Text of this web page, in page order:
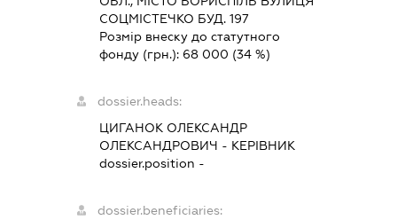
СОЦМІСТЕЧКО БУД. 197
Розмір внеску до статутного
фонду (грн.): 68 000 (34 %)
dossier.heads:
ЦИГАНОК ОЛЕКСАНДР
ОЛЕКСАНДРОВИЧ - КЕРІВНИК
dossier.position -
dossier.beneficiaries: